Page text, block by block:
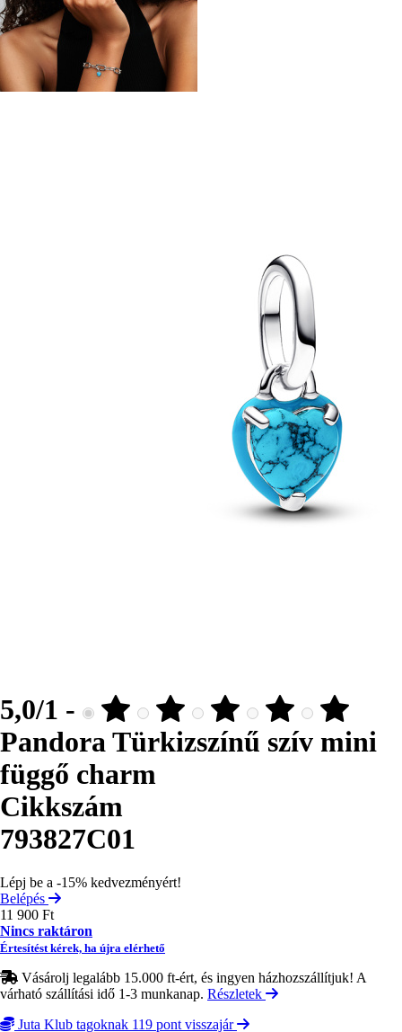
5,0/1 -
Pandora Türkizszínű szív mini
függő charm
Cikkszám
793827C01
Lépj be a -15% kedvezményért!
Belépés
11 900 Ft
Nincs raktáron
Értesítést kérek, ha újra elérhető
Vásárolj legalább 15.000 ft-ért, és ingyen házhozszállítjuk! A
várható szállítási idő 1-3 munkanap. Részletek
Juta Klub tagoknak 119 pont visszajár